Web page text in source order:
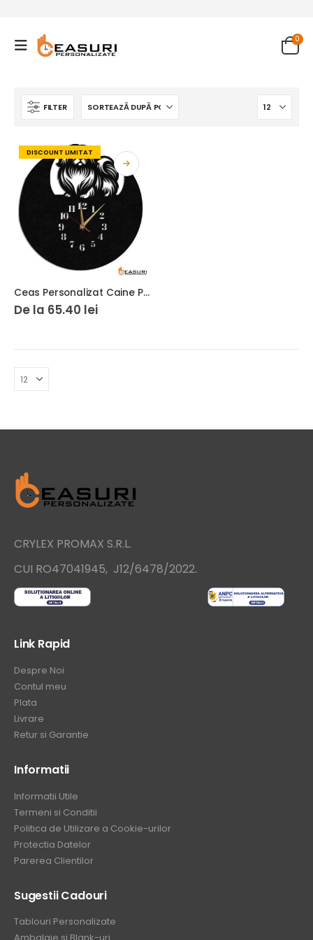
0
FILTER
DISCOUNT LIMITAT
Ceas Personalizat Caine Pechinez
De la 65.40 lei
CRYLEX PROMAX S.R.L.
CUI RO47041945, J12/6478/2022.
Link Rapid
Despre Noi
Contul meu
Plata
Livrare
Retur si Garantie
Informatii
Informatii Utile
Termeni si Conditii
Politica de Utilizare a Cookie-urilor
Protectia Datelor
Parerea Clientilor
Sugestii Cadouri
Tablouri Personalizate